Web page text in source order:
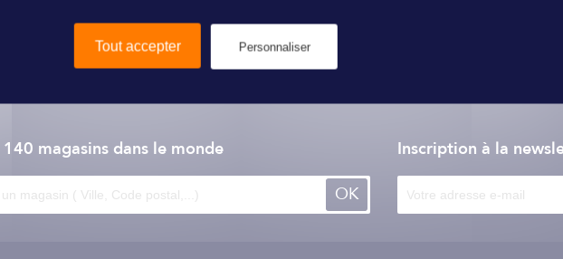
Nautic Clean
140 magasins dans le monde
OK
Inscription à la
Tout accepter Personnaliser